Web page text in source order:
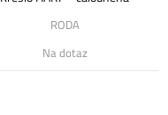
RODA
Na dotaz